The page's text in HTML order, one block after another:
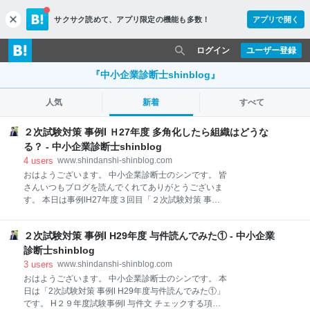
c
l
o
s
サクサク読めて、 アプリ限定の機能も多数！ アプリで開く
ユーザー登録
ログイン
『中小企業診断士shinblog』
人気 新着 すべて
２次試験対策 事例Ⅰ Ｈ27年度 多角化したら組織はどうな
る？ - 中小企業診断士shinblog
4 users www.shindanshi-shinblog.com
おはようございます。 中小企業診断士のシンです。 皆
さんいつもブログを読んでくれてありがとうございま
す。 本日は事例ⅠH27年度３回目「２次試験対策 事例Ⅰ
問題を解くのを辞める 新市場開拓もいばらの道 言葉の
トラップ 「また」 アンゾフの成長ベクトル 問題に対
応した書籍紹介 本日のまとめ まずは過去記事です。
「２次試験対策 事例Ⅰ Ｈ27年度 何が本業かわかりづら
いＡ社」「２次試験対策 事例Ⅰ Ｈ27年度 コア技術の意
味」は下記です。 設問解釈と与件文前半はこちらで確
２次試験対策 事例Ⅰ H29年度 与件読んでみた① - 中小企業
診断士shinblog
3 users www.shindanshi-shinblog.com
おはようございます。 中小企業診断士のシンです。 本
日は「2次試験対策 事例Ⅰ H29年度与件読んでみた①」
です。 H２９年度試験事例Ⅰ 与件文 チェックする項目